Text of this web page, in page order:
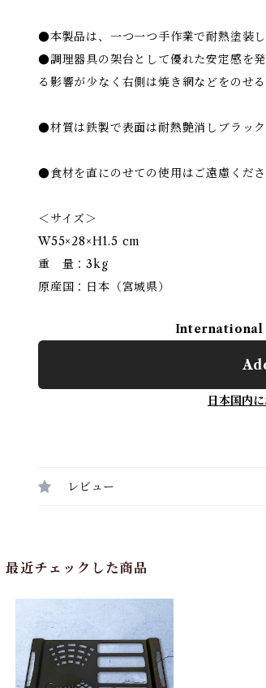
●本製品は、一つ一つ手作業で耐熱塗装し
●調理器具の架台として優れた安定感を
る影響が少なく右側は焼き網などをのせ
●材質は鉄製で表面は耐熱艶消しブラック
●食材を直にのせての使用はご遠慮くださ
＜サイズ＞
W55×28×H1.5 cm
重 量：3kg
原産国：日本（宮城県）
International
日本国内
レビュー
最近チェックした商品